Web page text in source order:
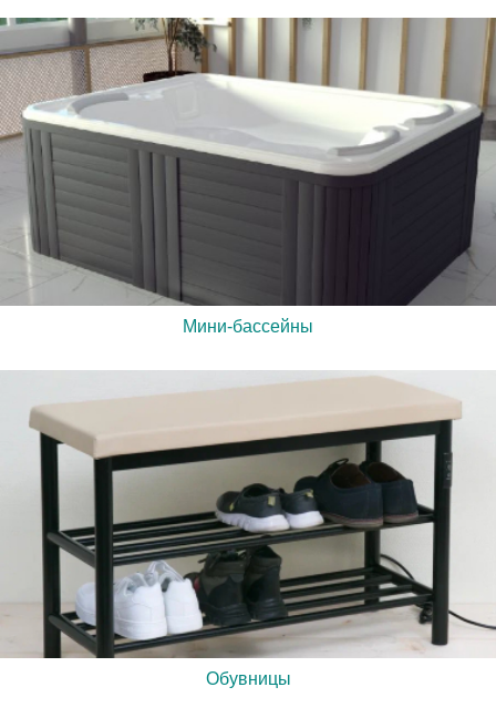
Мини-бассейны
Обувницы